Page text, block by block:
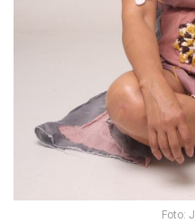
Foto: